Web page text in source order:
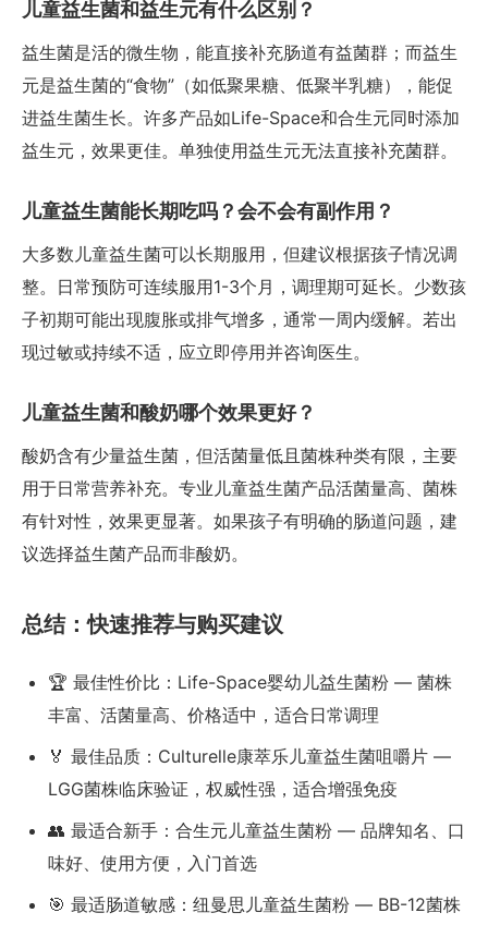
儿童益生菌和益生元有什么区别？
益生菌是活的微生物，能直接补充肠道有益菌群；而益生
元是益生菌的“食物”（如低聚果糖、低聚半乳糖），能促
进益生菌生长。许多产品如Life-Space和合生元同时添加
益生元，效果更佳。单独使用益生元无法直接补充菌群。
儿童益生菌能长期吃吗？会不会有副作用？
大多数儿童益生菌可以长期服用，但建议根据孩子情况调
整。日常预防可连续服用1-3个月，调理期可延长。少数孩
子初期可能出现腹胀或排气增多，通常一周内缓解。若出
现过敏或持续不适，应立即停用并咨询医生。
儿童益生菌和酸奶哪个效果更好？
酸奶含有少量益生菌，但活菌量低且菌株种类有限，主要
用于日常营养补充。专业儿童益生菌产品活菌量高、菌株
有针对性，效果更显著。如果孩子有明确的肠道问题，建
议选择益生菌产品而非酸奶。
总结：快速推荐与购买建议
🏆 最佳性价比：Life-Space婴幼儿益生菌粉 — 菌株
丰富、活菌量高、价格适中，适合日常调理
🏅 最佳品质：Culturelle康萃乐儿童益生菌咀嚼片 —
LGG菌株临床验证，权威性强，适合增强免疫
👥 最适合新手：合生元儿童益生菌粉 — 品牌知名、口
味好、使用方便，入门首选
🎯 最适肠道敏感：纽曼思儿童益生菌粉 — BB-12菌株